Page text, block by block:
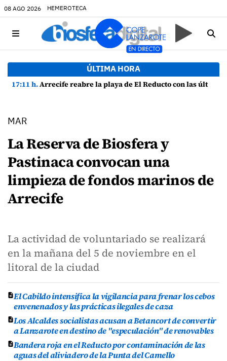
08 AGO 2026 HEMEROTECA
ÚLTIMA HORA
17:11 h.Arrecife reabre la playa de El Reducto con las últimas analíticas mostrando "una buena calidad de las aguas para el baño"
MAR
La Reserva de Biosfera y
Pastinaca convocan una
limpieza de fondos marinos de
Arrecife
La actividad de voluntariado se realizará
en la mañana del 5 de noviembre en el
litoral de la ciudad
El Cabildo intensifica la vigilancia para frenar los cebos
envenenados y las prácticas ilegales de caza
Los Alcaldes socialistas acusan a Betancort de convertir
a Lanzarote en destino de "especulación" de renovables
Bandera roja en el Reducto por contaminación de las
aguas del aliviadero de la Punta del Camello